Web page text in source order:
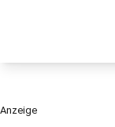
Anzeige